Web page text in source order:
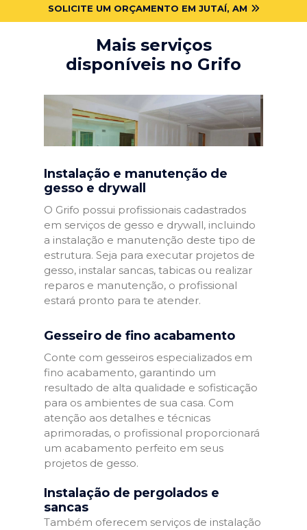
SOLICITE UM ORÇAMENTO EM JUTAÍ, AM
Mais serviços
disponíveis no Grifo
Instalação e manutenção de
gesso e drywall
O Grifo possui profissionais cadastrados
em serviços de gesso e drywall, incluindo
a instalação e manutenção deste tipo de
estrutura. Seja para executar projetos de
gesso, instalar sancas, tabicas ou realizar
reparos e manutenção, o profissional
estará pronto para te atender.
Gesseiro de fino acabamento
Conte com gesseiros especializados em
fino acabamento, garantindo um
resultado de alta qualidade e sofisticação
para os ambientes de sua casa. Com
atenção aos detalhes e técnicas
aprimoradas, o profissional proporcionará
um acabamento perfeito em seus
projetos de gesso.
Instalação de pergolados e
sancas
Também oferecem serviços de instalação